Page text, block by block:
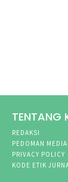
TENTANG
REDAKSI
PEDOMAN
PRIVACY POLICY
KODE ETIK